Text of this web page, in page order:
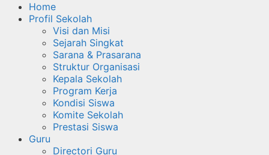
Home
Profil Sekolah
Visi dan Misi
Sejarah Singkat
Sarana & Prasarana
Struktur Organisasi
Kepala Sekolah
Program Kerja
Kondisi Siswa
Komite Sekolah
Prestasi Siswa
Guru
Directori Guru